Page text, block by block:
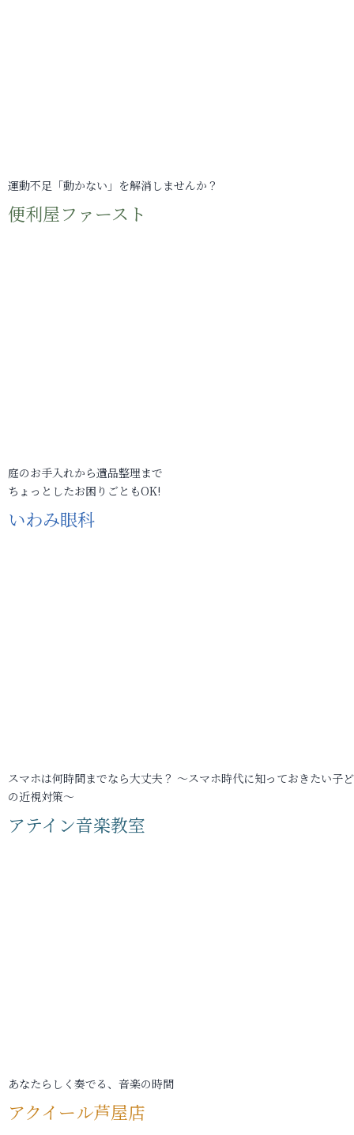
運動不足「動かない」を解消しませんか？
便利屋ファースト
庭のお手入れから遺品整理まで
ちょっとしたお困りごともOK!
いわみ眼科
スマホは何時間までなら大丈夫？ ～スマホ時代に知っておきたい子
の近視対策～
アテイン音楽教室
あなたらしく奏でる、音楽の時間
アクイール芦屋店